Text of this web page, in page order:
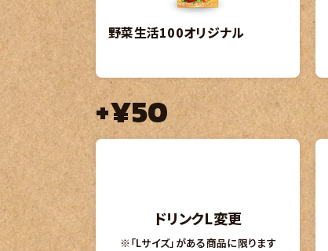
野菜生活100オリジナル
+¥50
ドリンクL変更
※「Lサイズ」がある商品に限ります